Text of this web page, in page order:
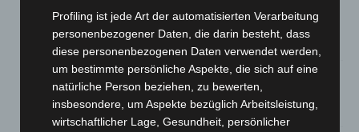
eingedämmt
6. August 2026
Region Hannover: 21 neue Notfallsanitäter starten beim
Roten Kreuz
5. August 2026
Profiling ist jede Art der automatisierten Verarbeitung
personenbezogener Daten, die darin besteht, dass
diese personenbezogenen Daten verwendet werden,
um bestimmte persönliche Aspekte, die sich auf eine
natürliche Person beziehen, zu bewerten,
insbesondere, um Aspekte bezüglich Arbeitsleistung,
wirtschaftlicher Lage, Gesundheit, persönlicher